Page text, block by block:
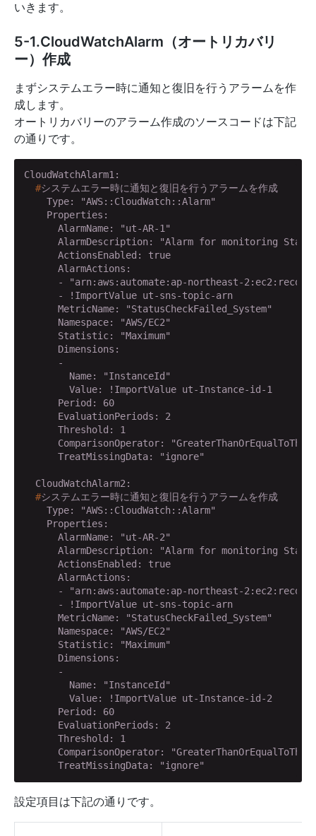
いきます。
5-1.CloudWatchAlarm（オートリカバリ
ー）作成
まずシステムエラー時に通知と復旧を行うアラームを作
成します。
オートリカバリーのアラーム作成のソースコードは下記
の通りです。
  #
システムエラー時に通知と復旧を行うアラームを作成
    Type: "AWS::CloudWatch::Alarm"
    Properties:
      AlarmName: "ut-AR-1"
AlarmDescription: "Alarm for monitoring
      ActionsEnabled: true
      AlarmActions:
- "arn:aws:automate:ap-northeast-
      - !ImportValue ut-sns-topic-arn
      MetricName: "StatusCheckFailed_System"
      Namespace: "AWS/EC2"
      Statistic: "Maximum"
      Dimensions:
      -
        Name: "InstanceId"
        Value: !ImportValue ut-Instance-id-1
      Period: 60
      EvaluationPeriods: 2
      Threshold: 1
ComparisonOperator:
      TreatMissingData: "ignore"
  #
システムエラー時に通知と復旧を行うアラームを作成
    Type: "AWS::CloudWatch::Alarm"
    Properties:
      AlarmName: "ut-AR-2"
AlarmDescription: "Alarm for monitoring
      ActionsEnabled: true
      AlarmActions:
- "arn:aws:automate:ap-northeast-
      - !ImportValue ut-sns-topic-arn
      MetricName: "StatusCheckFailed_System"
      Namespace: "AWS/EC2"
      Statistic: "Maximum"
      Dimensions:
      -
        Name: "InstanceId"
        Value: !ImportValue ut-Instance-id-2
      Period: 60
      EvaluationPeriods: 2
      Threshold: 1
ComparisonOperator:
      TreatMissingData: "ignore"
設定項目は下記の通りです。